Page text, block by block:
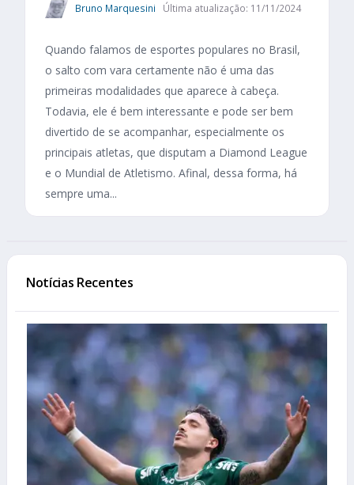
Bruno Marquesini Última atualização: 11/11/2024
Quando falamos de esportes populares no Brasil,
o salto com vara certamente não é uma das
primeiras modalidades que aparece à cabeça.
Todavia, ele é bem interessante e pode ser bem
divertido de se acompanhar, especialmente os
principais atletas, que disputam a Diamond League
e o Mundial de Atletismo. Afinal, dessa forma, há
sempre uma...
Notícias Recentes